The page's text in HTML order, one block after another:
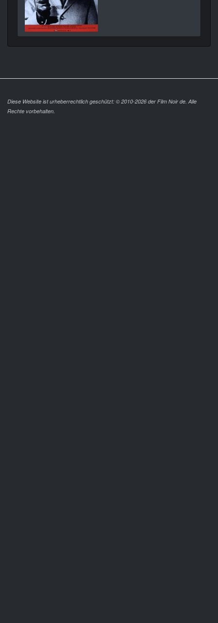
Diese Website ist urheberrechtlich geschützt: © 2010-2026 der Film Noir de. Alle
Rechte vorbehalten.